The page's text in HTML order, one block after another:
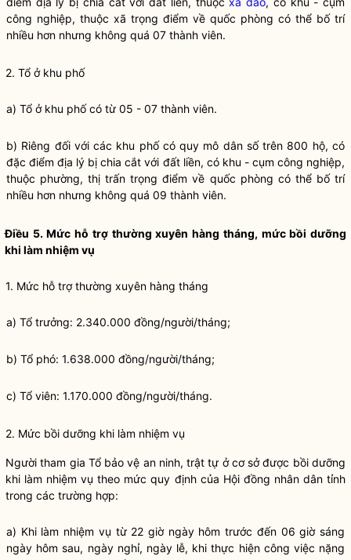
công nghiệp, thuộc xã trọng điểm về quốc phòng có thể bố trí
nhiều hơn nhưng không quá 07 thành viên.
2. Tổ ở khu phố
a) Tổ ở khu phố có từ 05 - 07 thành viên.
b) Riêng đối với các khu phố có quy mô dân số trên 800 hộ, có
đặc điểm địa lý bị chia cắt với đất liền, có khu - cụm công nghiệp,
thuộc phường, thị trấn trọng điểm về quốc phòng có thể bố trí
nhiều hơn nhưng không quá 09 thành viên.
Điều 5. Mức hỗ trợ thường xuyên hàng tháng, mức bồi dưỡng
khi làm nhiệm vụ
1. Mức hỗ trợ thường xuyên hàng tháng
a) Tổ trưởng: 2.340.000 đồng/người/tháng;
b) Tổ phó: 1.638.000 đồng/người/tháng;
c) Tổ viên: 1.170.000 đồng/người/tháng.
2. Mức bồi dưỡng khi làm nhiệm vụ
Người tham gia Tổ bảo vệ an ninh, trật tự ở cơ sở được bồi dưỡng
khi làm nhiệm vụ theo mức quy định của Hội đồng nhân dântỉnh
trong các trường hợp:
a) Khi làm nhiệm vụ từ 22 giờ ngày hôm trước đến 06 giờ sáng
ngày hôm sau, ngày nghỉ, ngày lễ, khi thực hiện công việc nặng